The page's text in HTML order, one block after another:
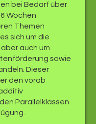
bei Bedarf über
Wochen
Themen
sich um die
auch um
sowie
Dieser
den vorab
Parallelklassen